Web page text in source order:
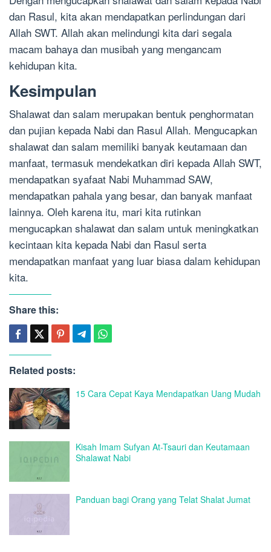
dan Rasul, kita akan mendapatkan perlindungan dari
Allah SWT. Allah akan melindungi kita dari segala
macam bahaya dan musibah yang mengancam
kehidupan kita.
Kesimpulan
Shalawat dan salam merupakan bentuk penghormatan
dan pujian kepada Nabi dan Rasul Allah. Mengucapkan
shalawat dan salam memiliki banyak keutamaan dan
manfaat, termasuk mendekatkan diri kepada Allah SWT,
mendapatkan syafaat Nabi Muhammad SAW,
mendapatkan pahala yang besar, dan banyak manfaat
lainnya. Oleh karena itu, mari kita rutinkan
mengucapkan shalawat dan salam untuk meningkatkan
kecintaan kita kepada Nabi dan Rasul serta
mendapatkan manfaat yang luar biasa dalam kehidupan
kita.
Share this:
Related posts:
15 Cara Cepat Kaya Mendapatkan Uang Mudah
Kisah Imam Sufyan At-Tsauri dan Keutamaan
Shalawat Nabi
Panduan bagi Orang yang Telat Shalat Jumat